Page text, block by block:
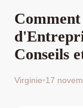
Conseils
Virginie•17